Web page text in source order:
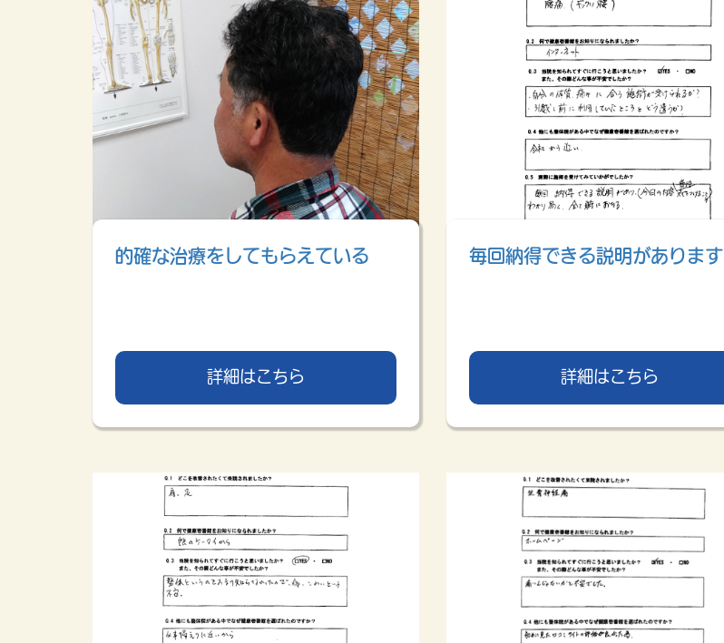
的確な治療をしてもらえている
詳細はこちら
毎回納得できる説明があります
詳細はこちら